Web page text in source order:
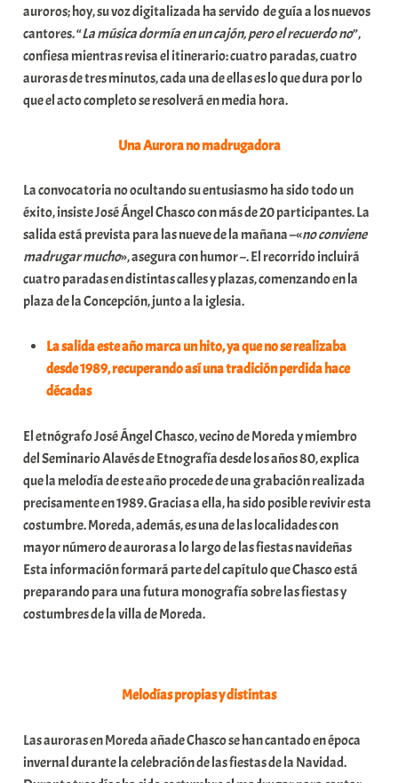
auroros; hoy, su voz digitalizada ha servido de guía a los nuevos
cantores. “La música dormía en un cajón, pero el recuerdo no”,
confiesa mientras revisa el itinerario: cuatro paradas, cuatro
auroras de tres minutos, cada una de ellas es lo que dura por lo
que el acto completo se resolverá en media hora.
Una Aurora no madrugadora
La convocatoria no ocultando su entusiasmo ha sido todo un
éxito, insiste José Ángel Chasco con más de 20 participantes. La
salida está prevista para las nueve de la mañana –«no conviene
madrugar mucho», asegura con humor –. El recorrido incluirá
cuatro paradas en distintas calles y plazas, comenzando en la
plaza de la Concepción, junto a la iglesia.
La salida este año marca un hito, ya que no se realizaba
desde 1989, recuperando así una tradición perdida hace
décadas
El etnógrafo José Ángel Chasco, vecino de Moreda y miembro
del Seminario Alavés de Etnografía desde los años 80, explica
que la melodía de este año procede de una grabación realizada
precisamente en 1989. Gracias a ella, ha sido posible revivir esta
costumbre. Moreda, además, es una de las localidades con
mayor número de auroras a lo largo de las fiestas navideñas
Esta información formará parte del capítulo que Chasco está
preparando para una futura monografía sobre las fiestas y
costumbres de la villa de Moreda.
Melodías propias y distintas
Las auroras en Moreda añade Chasco se han cantado en época
invernal durante la celebración de las fiestas de la Navidad.